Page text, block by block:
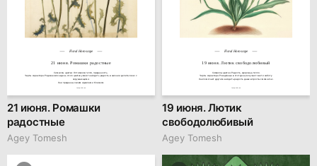
Floral Horoscope
21 июня. Ромашки радостные
Символы цветка: Оптимизм, тепло, преданность.
Черты характера: Родившиеся в день этого цветка умеют находить радость в жизни и делиться ею с
окружающими.
Они преданны своим идеалам и близким.
21 июня. Ромашки
радостные
Agey Tomesh
Floral Horoscope
19 июня. Лютик свободолюбивый
Символы цветка: Радость, здоровье, тепло.
Черты характера: Рождённые в этот день излучают свет и заботу.
Они помогают другим находить радость даже в простых моментах.
19 июня. Лютик
свободолюбивый
Agey Tomesh